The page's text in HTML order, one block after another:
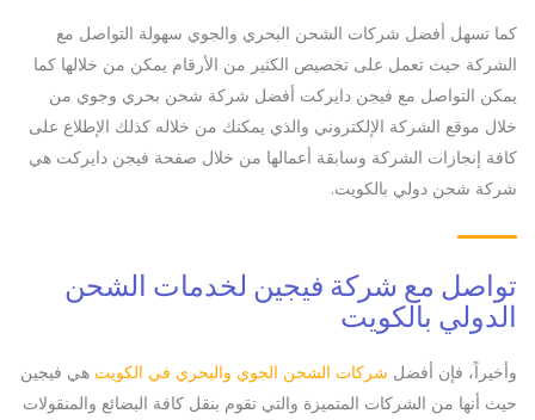
كما تسهل أفضل شركات الشحن البحري والجوي سهولة التواصل مع
الشركة حيث تعمل على تخصيص الكثير من الأرقام يمكن من خلالها كما
يمكن التواصل مع فيجن دايركت أفضل شركة شحن بحري وجوي من
خلال موقع الشركة الإلكتروني والذي يمكنك من خلاله كذلك الإطلاع على
كافة إنجازات الشركة وسابقة أعمالها من خلال صفحة فيجن دايركت هي
شركة شحن دولي بالكويت.
تواصل مع شركة فيجين لخدمات الشحن
الدولي بالكويت
وأخيراً، فإن أفضل شركات الشحن الجوي والبحري في الكويت هي فيجين
حيث أنها من الشركات المتميزة والتي تقوم بنقل كافة البضائع والمنقولات